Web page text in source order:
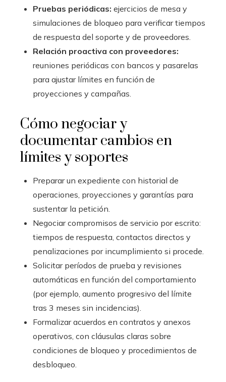
Pruebas periódicas: ejercicios de mesa y
simulaciones de bloqueo para verificar tiempos
de respuesta del soporte y de proveedores.
Relación proactiva con proveedores:
reuniones periódicas con bancos y pasarelas
para ajustar límites en función de
proyecciones y campañas.
Cómo negociar y
documentar cambios en
límites y soportes
Preparar un expediente con historial de
operaciones, proyecciones y garantías para
sustentar la petición.
Negociar compromisos de servicio por escrito:
tiempos de respuesta, contactos directos y
penalizaciones por incumplimiento si procede.
Solicitar períodos de prueba y revisiones
automáticas en función del comportamiento
(por ejemplo, aumento progresivo del límite
tras 3 meses sin incidencias).
Formalizar acuerdos en contratos y anexos
operativos, con cláusulas claras sobre
condiciones de bloqueo y procedimientos de
desbloqueo.